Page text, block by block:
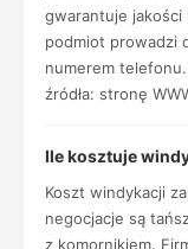
gwarantuje jakości
podmiot prowadzi
numerem
źródła: stronę
Ile kosztuje
Koszt windykacji
negocjacje są
z komornikiem.